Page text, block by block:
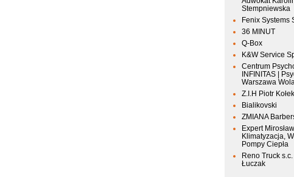
Stempniewska
Fenix Systems
36 MINUT
Q-Box
K&W Service
Centrum
INFINITAS |
Warszawa
Z.I.H Piotr Kołek
Bialikovski
ZMIANA
Expert
Klimatyzacja,
Pompy Ciepła
Reno Truck
Łuczak